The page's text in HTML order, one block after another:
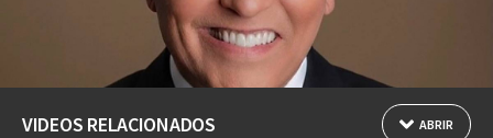
VIDEOS RELACIONADOS ABRIR